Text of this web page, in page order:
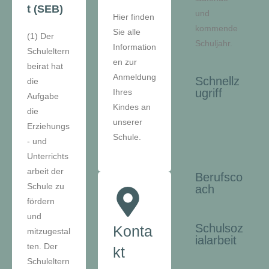
Hier finden
Sie alle
Information
en zur
Anmeldung
Ihres
Kindes an
unserer
Schule.
Konta
kt
t (SEB)
(1) Der
Schuleltern
beirat hat
die
Aufgabe
die
Erziehungs
- und
Unterrichts
arbeit der
Schule zu
fördern
und
mitzugestal
ten. Der
Schuleltern
und
kommende
Schuljahr.
Schnellz
ugriff
Berufsco
ach
Schulsoz
ialarbeit